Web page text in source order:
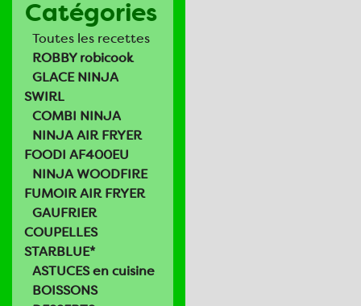
Catégories
Toutes les recettes
ROBBY robicook
GLACE NINJA
SWIRL
COMBI NINJA
NINJA AIR FRYER
FOODI AF400EU
NINJA WOODFIRE
FUMOIR AIR FRYER
GAUFRIER
COUPELLES
STARBLUE*
ASTUCES en cuisine
BOISSONS